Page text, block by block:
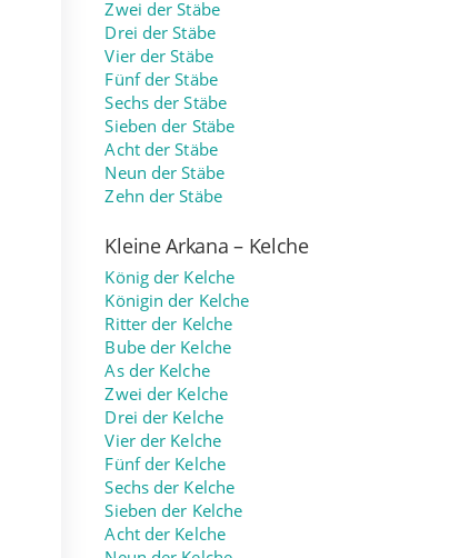
Zwei der Stäbe
Drei der Stäbe
Vier der Stäbe
Fünf der Stäbe
Sechs der Stäbe
Sieben der Stäbe
Acht der Stäbe
Neun der Stäbe
Zehn der Stäbe
Kleine Arkana – Kelche
König der Kelche
Königin der Kelche
Ritter der Kelche
Bube der Kelche
As der Kelche
Zwei der Kelche
Drei der Kelche
Vier der Kelche
Fünf der Kelche
Sechs der Kelche
Sieben der Kelche
Acht der Kelche